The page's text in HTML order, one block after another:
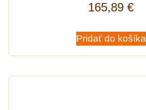
165,89 €
Pridať do košíka